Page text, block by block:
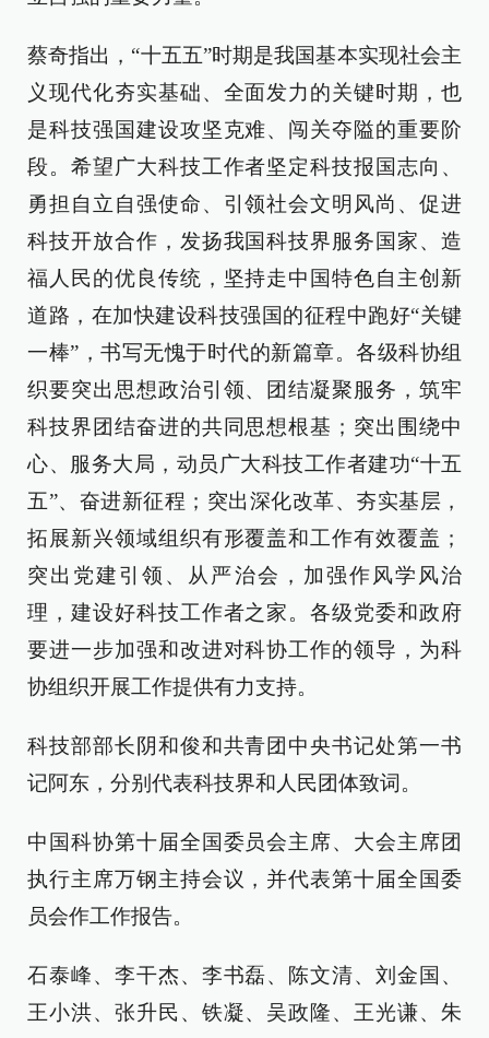
蔡奇指出，“十五五”时期是我国基本实现社会主
义现代化夯实基础、全面发力的关键时期，也
是科技强国建设攻坚克难、闯关夺隘的重要阶
段。希望广大科技工作者坚定科技报国志向、
勇担自立自强使命、引领社会文明风尚、促进
科技开放合作，发扬我国科技界服务国家、造
福人民的优良传统，坚持走中国特色自主创新
道路，在加快建设科技强国的征程中跑好“关键
一棒”，书写无愧于时代的新篇章。各级科协组
织要突出思想政治引领、团结凝聚服务，筑牢
科技界团结奋进的共同思想根基；突出围绕中
心、服务大局，动员广大科技工作者建功“十五
五”、奋进新征程；突出深化改革、夯实基层，
拓展新兴领域组织有形覆盖和工作有效覆盖；
突出党建引领、从严治会，加强作风学风治
理，建设好科技工作者之家。各级党委和政府
要进一步加强和改进对科协工作的领导，为科
协组织开展工作提供有力支持。
科技部部长阴和俊和共青团中央书记处第一书
记阿东，分别代表科技界和人民团体致词。
中国科协第十届全国委员会主席、大会主席团
执行主席万钢主持会议，并代表第十届全国委
员会作工作报告。
石泰峰、李干杰、李书磊、陈文清、刘金国、
王小洪、张升民、铁凝、吴政隆、王光谦、朱